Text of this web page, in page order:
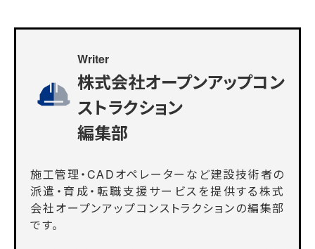
Writer
株式会社オープンアップコン
ストラクション
編集部
施工管理・CADオペレーターなど建設技術者の
派遣・育成・転職支援サービスを提供する株式
会社オープンアップコンストラクションの編集部
です。